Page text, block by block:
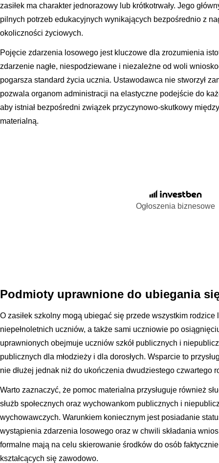
zasiłek ma charakter jednorazowy lub krótkotrwały. Jego
pilnych potrzeb edukacyjnych wynikających bezpośrednio z
okoliczności życiowych.
Pojęcie zdarzenia losowego jest kluczowe dla zrozumienia
zdarzenie nagłe, niespodziewane i niezależne od woli
pogarsza standard życia ucznia. Ustawodawca nie stworzył
pozwala organom administracji na elastyczne podejście do
aby istniał bezpośredni związek przyczynowo-skutkowy
materialną.
Ogłoszenia biznesowe
Podmioty uprawnione do ubiegania
O zasiłek szkolny mogą ubiegać się przede wszystkim
niepełnoletnich uczniów, a także sami uczniowie po
uprawnionych obejmuje uczniów szkół publicznych i
publicznych dla młodzieży i dla dorosłych. Wsparcie to
nie dłużej jednak niż do ukończenia dwudziestego czwartego
Warto zaznaczyć, że pomoc materialna przysługuje również
służb społecznych oraz wychowankom publicznych i
wychowawczych. Warunkiem koniecznym jest posiadanie
wystąpienia zdarzenia losowego oraz w chwili składania
formalne mają na celu skierowanie środków do osób
kształcących się zawodowo.